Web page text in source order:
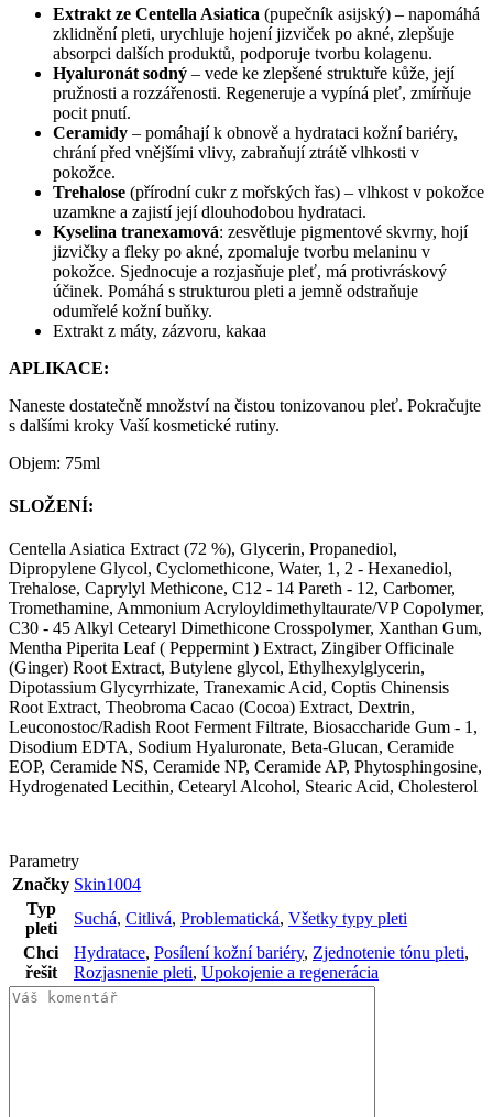
Extrakt ze Centella Asiatica (pupečník asijský) – napomáhá
zklidnění pleti, urychluje hojení jizviček po akné, zlepšuje
absorpci dalších produktů, podporuje tvorbu kolagenu.
Hyaluronát sodný – vede ke zlepšené struktuře kůže, její
pružnosti a rozzářenosti. Regeneruje a vypíná pleť, zmírňuje
pocit pnutí.
Ceramidy – pomáhají k obnově a hydrataci kožní bariéry,
chrání před vnějšími vlivy, zabraňují ztrátě vlhkosti v
pokožce.
Trehalose (přírodní cukr z mořských řas) – vlhkost v pokožce
uzamkne a zajistí její dlouhodobou hydrataci.
Kyselina tranexamová: zesvětluje pigmentové skvrny, hojí
jizvičky a fleky po akné, zpomaluje tvorbu melaninu v
pokožce. Sjednocuje a rozjasňuje pleť, má protivráskový
účinek. Pomáhá s strukturou pleti a jemně odstraňuje
odumřelé kožní buňky.
Extrakt z máty, zázvoru, kakaa
APLIKACE:
Naneste dostatečně množství na čistou tonizovanou pleť. Pokračujte
s dalšími kroky Vaší kosmetické rutiny.
Objem: 75ml
SLOŽENÍ:
Centella Asiatica Extract (72 %), Glycerin, Propanediol,
Dipropylene Glycol, Cyclomethicone, Water, 1, 2 - Hexanediol,
Trehalose, Caprylyl Methicone, C12 - 14 Pareth - 12, Carbomer,
Tromethamine, Ammonium Acryloyldimethyltaurate/VP Copolymer,
C30 - 45 Alkyl Cetearyl Dimethicone Crosspolymer, Xanthan Gum,
Mentha Piperita Leaf ( Peppermint ) Extract, Zingiber Officinale
(Ginger) Root Extract, Butylene glycol, Ethylhexylglycerin,
Dipotassium Glycyrrhizate, Tranexamic Acid, Coptis Chinensis
Root Extract, Theobroma Cacao (Cocoa) Extract, Dextrin,
Leuconostoc/Radish Root Ferment Filtrate, Biosaccharide Gum - 1,
Disodium EDTA, Sodium Hyaluronate, Beta-Glucan, Ceramide
EOP, Ceramide NS, Ceramide NP, Ceramide AP, Phytosphingosine,
Hydrogenated Lecithin, Cetearyl Alcohol, Stearic Acid, Cholesterol
Parametry
Značky Skin1004
Typ
pleti
Suchá, Citlivá, Problematická, Všetky typy pleti
Chci
řešit
Hydratace, Posílení kožní bariéry, Zjednotenie tónu pleti,
Rozjasnenie pleti, Upokojenie a regenerácia